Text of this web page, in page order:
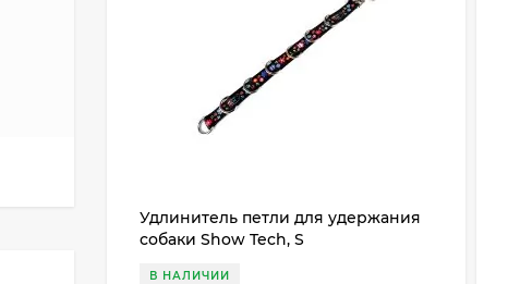
Удлинитель петли для удержания
собаки Show Tech, S
В НАЛИЧИИ